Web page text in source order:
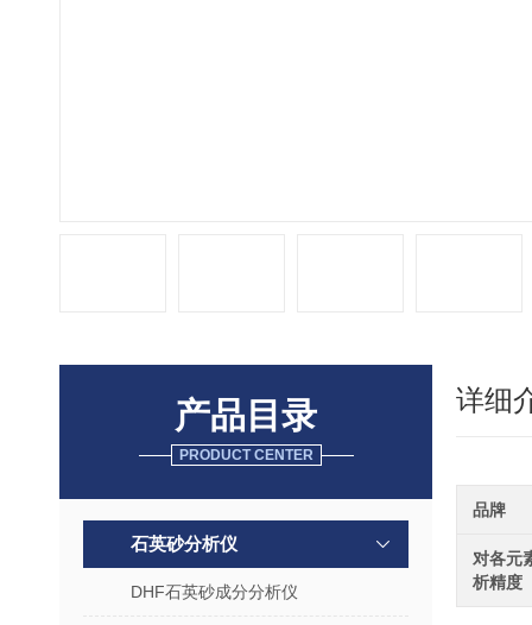
产品目录
PRODUCT CENTER
石英砂分析仪
DHF石英砂成分分析仪
详细
品牌
对各元
析精度